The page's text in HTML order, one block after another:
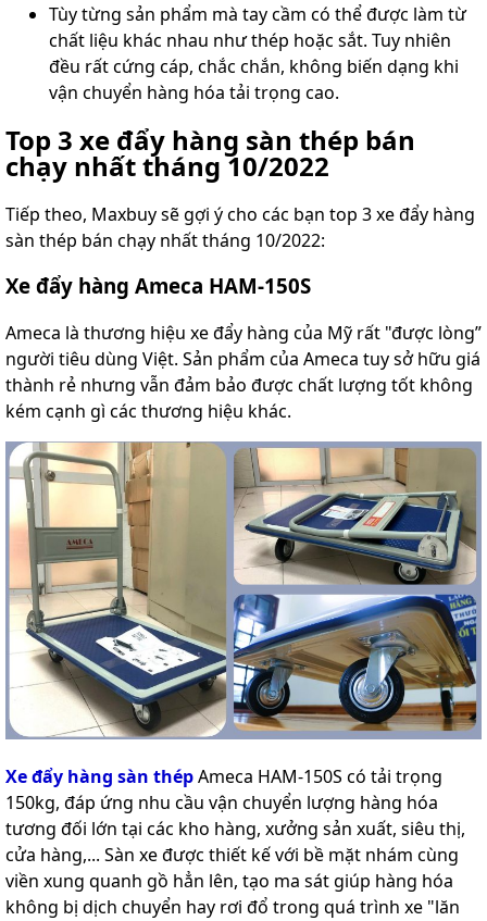
Tùy từng sản phẩm mà tay cầm có thể được làm từ
chất liệu khác nhau như thép hoặc sắt. Tuy nhiên
đều rất cứng cáp, chắc chắn, không biến dạng khi
vận chuyển hàng hóa tải trọng cao.
Top 3 xe đẩy hàng sàn thép bán
chạy nhất tháng 10/2022
Tiếp theo, Maxbuy sẽ gợi ý cho các bạn top 3 xe đẩy hàng
sàn thép bán chạy nhất tháng 10/2022:
Xe đẩy hàng Ameca HAM-150S
Ameca là thương hiệu xe đẩy hàng của Mỹ rất "được lòng”
người tiêu dùng Việt. Sản phẩm của Ameca tuy sở hữu giá
thành rẻ nhưng vẫn đảm bảo được chất lượng tốt không
kém cạnh gì các thương hiệu khác.
Xe đẩy hàng sàn thépAmeca HAM-150S có tải trọng
150kg, đáp ứng nhu cầu vận chuyển lượng hàng hóa
tương đối lớn tại các kho hàng, xưởng sản xuất, siêu thị,
cửa hàng,... Sàn xe được thiết kế với bề mặt nhám cùng
viền xung quanh gồ hẳn lên, tạo ma sát giúp hàng hóa
không bị dịch chuyển hay rơi đổ trong quá trình xe "lăn